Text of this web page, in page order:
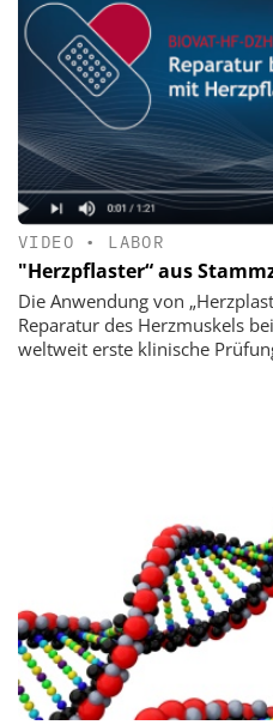
VIDEO • LABOR
"Herzpflaster“ aus
Die Anwendung von
Reparatur des Herzmuskels
weltweit erste klinische